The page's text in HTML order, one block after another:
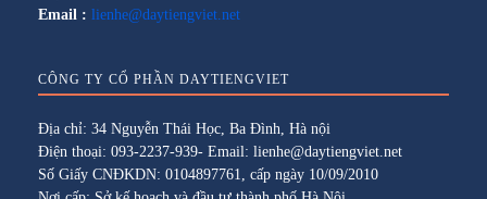
Email : lienhe@daytiengviet.net
CÔNG TY CỔ PHẦN DAYTIENGVIET
Địa chỉ: 34 Nguyễn Thái Học, Ba Đình, Hà nội
Điện thoại: 093-2237-939- Email: lienhe@daytiengviet.net
Số Giấy CNĐKDN: 0104897761, cấp ngày 10/09/2010